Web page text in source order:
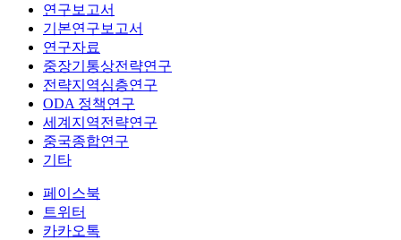
연구보고서
기본연구보고서
연구자료
중장기통상전략연구
전략지역심층연구
ODA 정책연구
세계지역전략연구
중국종합연구
기타
페이스북
트위터
카카오톡